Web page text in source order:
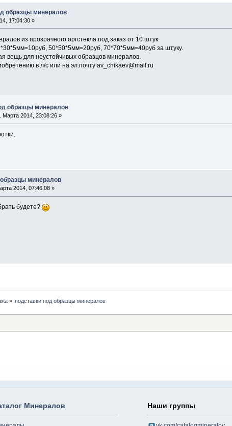
образцы минералов
17:04:30 »
из прозрачного оргстекла под заказ от 10 штук.
50*50*5мм=20руб, 70*70*5мм=40руб за штуку.
вещь для неустойчивых образцов минералов.
в л/с или на эл.почту av_chikaev@mail.ru
образцы минералов
Марта 2014, 23:08:26 »
минералов
2014, 07:46:08 »
будете?
» подставки под образцы минералов
Минералов Наши группы